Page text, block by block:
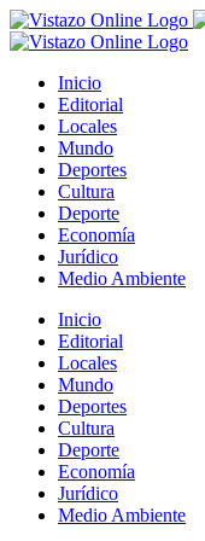
Saltar
al
Inicio
Editorial
Locales
Mundo
Deportes
Cultura
Deporte
Economía
Jurídico
Medio Ambiente
Inicio
Editorial
Locales
Mundo
Deportes
Cultura
Deporte
Economía
Jurídico
Medio Ambiente